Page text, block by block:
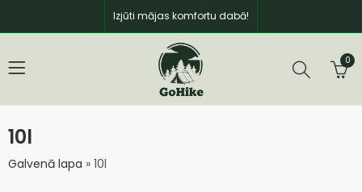
Izjūti mājas komfortu dabā!
0
10l
Galvenā lapa » 10l